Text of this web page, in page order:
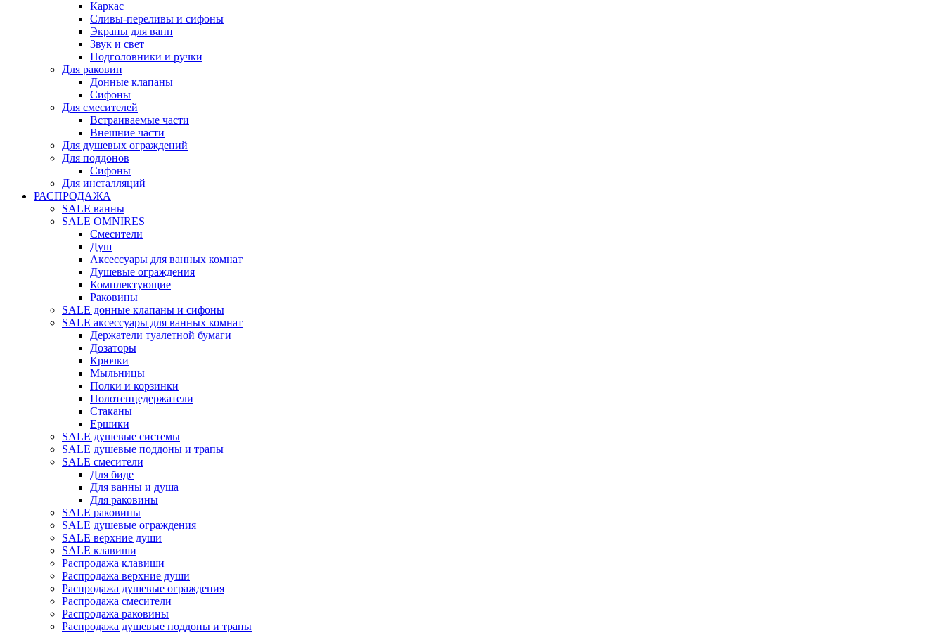
Каркас
Сливы-переливы и сифоны
Экраны для ванн
Звук и свет
Подголовники и ручки
Для раковин
Донные клапаны
Сифоны
Для смесителей
Встраиваемые части
Внешние части
Для душевых ограждений
Для поддонов
Сифоны
Для инсталляций
РАСПРОДАЖА
SALE ванны
SALE OMNIRES
Смесители
Душ
Аксессуары для ванных комнат
Душевые ограждения
Комплектующие
Раковины
SALE донные клапаны и сифоны
SALE аксессуары для ванных комнат
Держатели туалетной бумаги
Дозаторы
Крючки
Мыльницы
Полки и корзинки
Полотенцедержатели
Стаканы
Ершики
SALE душевые системы
SALE душевые поддоны и трапы
SALE смесители
Для биде
Для ванны и душа
Для раковины
SALE раковины
SALE душевые ограждения
SALE верхние души
SALE клавиши
Распродажа клавиши
Распродажа верхние души
Распродажа душевые ограждения
Распродажа смесители
Распродажа раковины
Распродажа душевые поддоны и трапы